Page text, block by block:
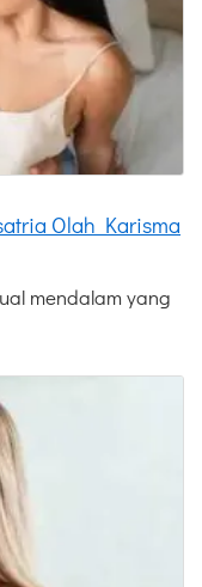
Olah Karisma
mendalam yang